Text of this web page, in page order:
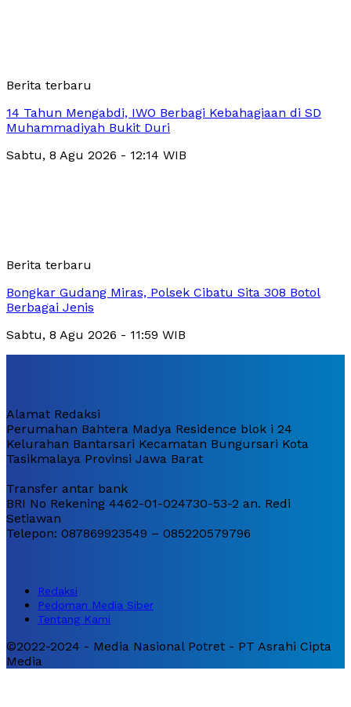
Berita terbaru
14 Tahun Mengabdi, IWO Berbagi Kebahagiaan di SD
Muhammadiyah Bukit Duri
Sabtu, 8 Agu 2026 - 12:14 WIB
Berita terbaru
Bongkar Gudang Miras, Polsek Cibatu Sita 308 Botol
Berbagai Jenis
Sabtu, 8 Agu 2026 - 11:59 WIB
Alamat Redaksi
Perumahan Bahtera Madya Residence blok i 24
Kelurahan Bantarsari Kecamatan Bungursari Kota
Tasikmalaya Provinsi Jawa Barat
Transfer antar bank
BRI No Rekening 4462-01-024730-53-2 an. Redi
Setiawan
Telepon: 087869923549 – 085220579796
Redaksi
Pedoman Media Siber
Tentang Kami
©2022-2024 - Media Nasional Potret - PT Asrahi Cipta
Media